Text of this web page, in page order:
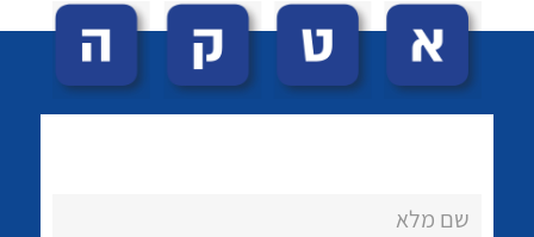
שם מלא